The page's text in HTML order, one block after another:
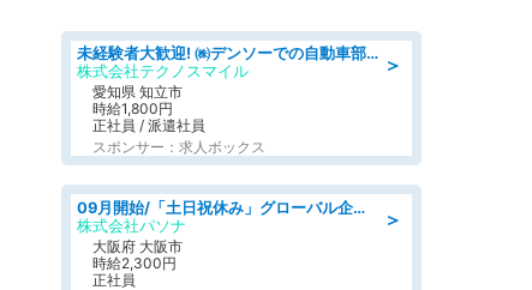
＞
未経験者大歓迎! ㈱デンソーでの自動車部品の組立作業 denso aichi
株式会社テクノスマイル
愛知県 知立市
時給1,800円
正社員 / 派遣社員
スポンサー：求人ボックス
＞
09月開始/「土日祝休み」グローバル企業での産業保健のお仕事/保健師/高時給/残業なし/服装自由
株式会社パソナ
大阪府 大阪市
時給2,300円
正社員